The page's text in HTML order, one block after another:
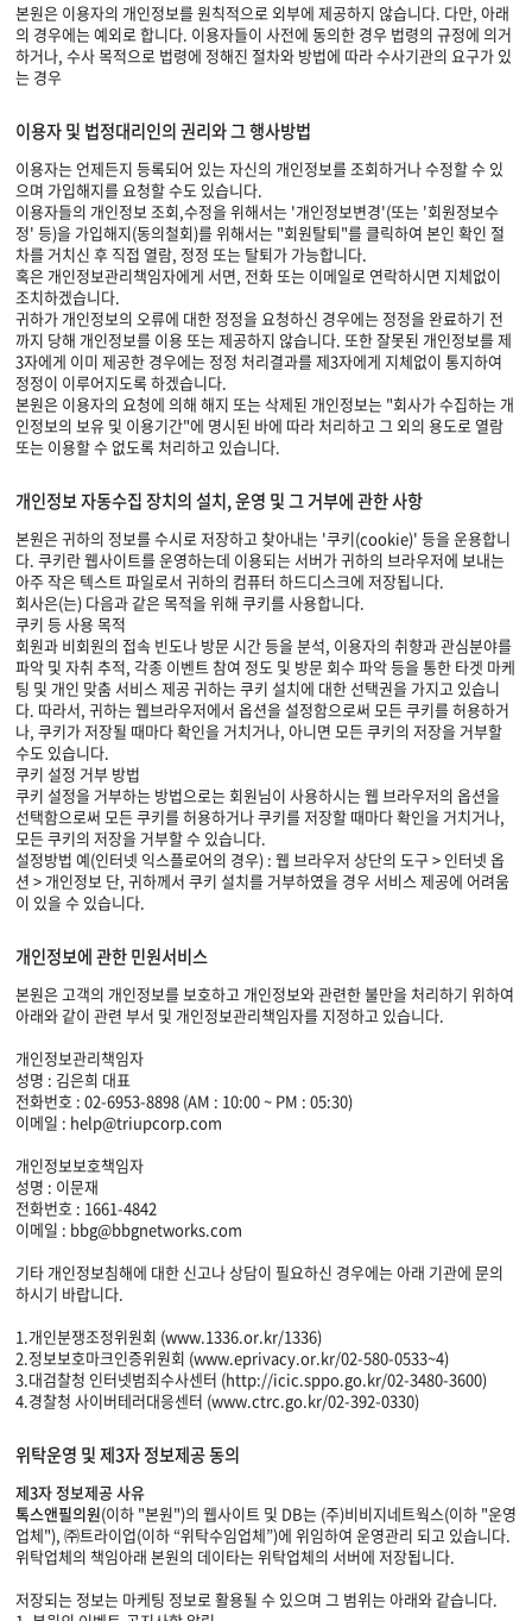
본원은 이용자의 개인정보를 원칙적으로 외부에 제공하지 않습니다. 다만, 아래
의 경우에는 예외로 합니다. 이용자들이 사전에 동의한 경우 법령의 규정에 의거
하거나, 수사 목적으로 법령에 정해진 절차와 방법에 따라 수사기관의 요구가 있
는 경우
이용자 및 법정대리인의 권리와 그 행사방법
이용자는 언제든지 등록되어 있는 자신의 개인정보를 조회하거나 수정할 수 있
으며 가입해지를 요청할 수도 있습니다.
이용자들의 개인정보 조회,수정을 위해서는 '개인정보변경'(또는 '회원정보수
정' 등)을 가입해지(동의철회)를 위해서는 "회원탈퇴"를 클릭하여 본인 확인 절
차를 거치신 후 직접 열람, 정정 또는 탈퇴가 가능합니다.
혹은 개인정보관리책임자에게 서면, 전화 또는 이메일로 연락하시면 지체없이
조치하겠습니다.
귀하가 개인정보의 오류에 대한 정정을 요청하신 경우에는 정정을 완료하기 전
까지 당해 개인정보를 이용 또는 제공하지 않습니다. 또한 잘못된 개인정보를 제
3자에게 이미 제공한 경우에는 정정 처리결과를 제3자에게 지체없이 통지하여
정정이 이루어지도록 하겠습니다.
본원은 이용자의 요청에 의해 해지 또는 삭제된 개인정보는 "회사가 수집하는 개
인정보의 보유 및 이용기간"에 명시된 바에 따라 처리하고 그 외의 용도로 열람
또는 이용할 수 없도록 처리하고 있습니다.
개인정보 자동수집 장치의 설치, 운영 및 그 거부에 관한 사항
본원은 귀하의 정보를 수시로 저장하고 찾아내는 '쿠키(cookie)' 등을 운용합니
다. 쿠키란 웹사이트를 운영하는데 이용되는 서버가 귀하의 브라우저에 보내는
아주 작은 텍스트 파일로서 귀하의 컴퓨터 하드디스크에 저장됩니다.
회사은(는) 다음과 같은 목적을 위해 쿠키를 사용합니다.
쿠키 등 사용 목적
회원과 비회원의 접속 빈도나 방문 시간 등을 분석, 이용자의 취향과 관심분야를
파악 및 자취 추적, 각종 이벤트 참여 정도 및 방문 회수 파악 등을 통한 타겟 마케
팅 및 개인 맞춤 서비스 제공 귀하는 쿠키 설치에 대한 선택권을 가지고 있습니
다. 따라서, 귀하는 웹브라우저에서 옵션을 설정함으로써 모든 쿠키를 허용하거
나, 쿠키가 저장될 때마다 확인을 거치거나, 아니면 모든 쿠키의 저장을 거부할
수도 있습니다.
쿠키 설정 거부 방법
쿠키 설정을 거부하는 방법으로는 회원님이 사용하시는 웹 브라우저의 옵션을
선택함으로써 모든 쿠키를 허용하거나 쿠키를 저장할 때마다 확인을 거치거나,
모든 쿠키의 저장을 거부할 수 있습니다.
설정방법 예(인터넷 익스플로어의 경우) : 웹 브라우저 상단의 도구 > 인터넷 옵
션 > 개인정보 단, 귀하께서 쿠키 설치를 거부하였을 경우 서비스 제공에 어려움
이 있을 수 있습니다.
개인정보에 관한 민원서비스
본원은 고객의 개인정보를 보호하고 개인정보와 관련한 불만을 처리하기 위하여
아래와 같이 관련 부서 및 개인정보관리책임자를 지정하고 있습니다.
개인정보관리책임자
성명 : 김은희 대표
전화번호 : 02-6953-8898 (AM : 10:00 ~ PM : 05:30)
이메일 : help@triupcorp.com
개인정보보호책임자
성명 : 이문재
전화번호 : 1661-4842
이메일 : bbg@bbgnetworks.com
기타 개인정보침해에 대한 신고나 상담이 필요하신 경우에는 아래 기관에 문의
하시기 바랍니다.
1.개인분쟁조정위원회 (www.1336.or.kr/1336)
2.정보보호마크인증위원회 (www.eprivacy.or.kr/02-580-0533~4)
3.대검찰청 인터넷범죄수사센터 (http://icic.sppo.go.kr/02-3480-3600)
4.경찰청 사이버테러대응센터 (www.ctrc.go.kr/02-392-0330)
위탁운영 및 제3자 정보제공 동의
제3자 정보제공 사유
톡스앤필의원(이하 "본원")의 웹사이트 및 DB는 (주)비비지네트웍스(이하 "운영
업체"), ㈜트라이업(이하 “위탁수임업체”)에 위임하여 운영관리 되고 있습니다.
위탁업체의 책임아래 본원의 데이타는 위탁업체의 서버에 저장됩니다.
저장되는 정보는 마케팅 정보로 활용될 수 있으며 그 범위는 아래와 같습니다.